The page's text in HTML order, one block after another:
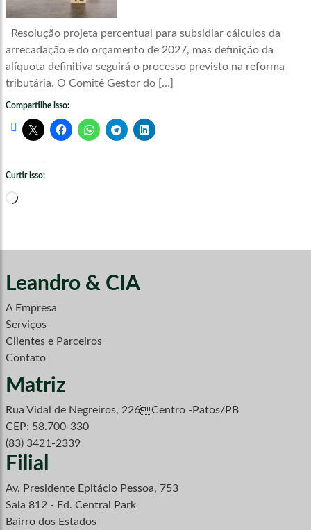
Resolução projeta percentual para subsidiar cálculos da
arrecadação e do orçamento de 2027, mas definição da
alíquota definitiva seguirá o processo previsto na reforma
tributária. O Comitê Gestor do […]
Compartilhe isso:
Curtir isso:
Carregando...
Leandro & CIA
A Empresa
Serviços
Clientes e Parceiros
Contato
Matriz
Rua Vidal de Negreiros, 226Centro -Patos/PB
CEP: 58.700-330
(83) 3421-2339
Filial
Av. Presidente Epitácio Pessoa, 753
Sala 812 - Ed. Central Park
Bairro dos Estados